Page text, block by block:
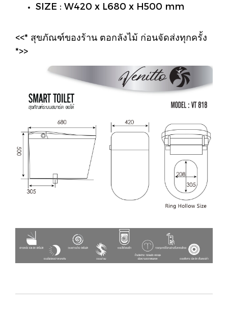
SIZE : W420 x L680 x H500 mm
<<* สุขภัณฑ์ของร้าน ตอกลังไม้ ก่อนจัดส่งทุกครั้ง
*>>